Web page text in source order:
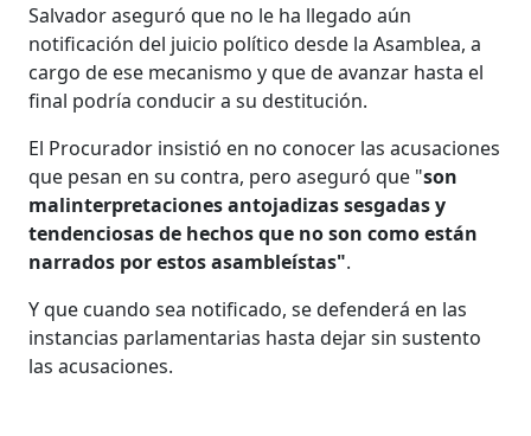
Salvador aseguró que no le ha llegado aún
notificación del juicio político desde la Asamblea, a
cargo de ese mecanismo y que de avanzar hasta el
final podría conducir a su destitución.
El Procurador insistió en no conocer las acusaciones
que pesan en su contra, pero aseguró que "son
malinterpretaciones antojadizas sesgadas y
tendenciosas de hechos que no son como están
narrados por estos asambleístas".
Y que cuando sea notificado, se defenderá en las
instancias parlamentarias hasta dejar sin sustento
las acusaciones.